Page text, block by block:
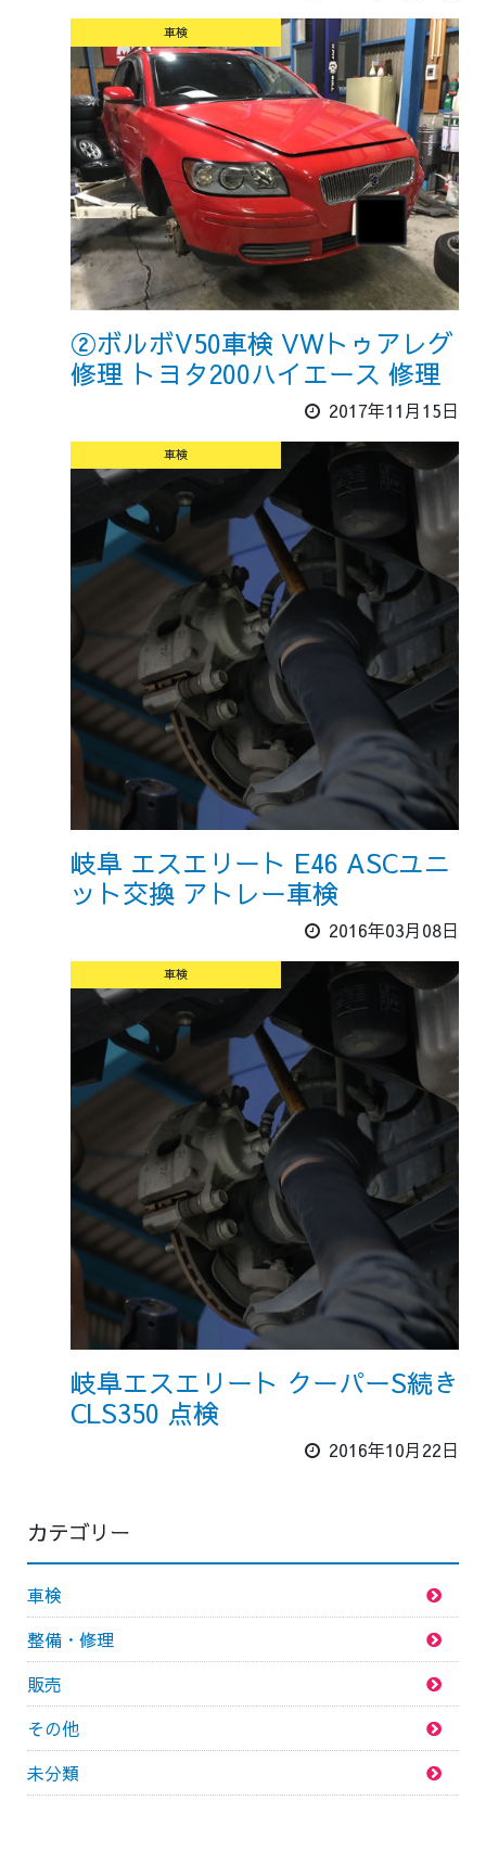
車検
②ボルボV50車検 VWトゥアレグ
修理 トヨタ200ハイエース 修理
2017年11月15日
車検
岐阜 エスエリート E46 ASCユニ
ット交換 アトレー車検
2016年03月08日
車検
岐阜エスエリート クーパーS続き
CLS350 点検
2016年10月22日
カテゴリー
車検
整備・修理
販売
その他
未分類